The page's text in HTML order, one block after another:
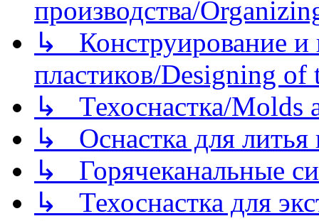
производства/
↳ Конструирование и
пластиков/Designing of
↳ Техоснастка/Molds
↳ Оснастка для литья
↳ Горячеканальные
↳ Техоснастка для